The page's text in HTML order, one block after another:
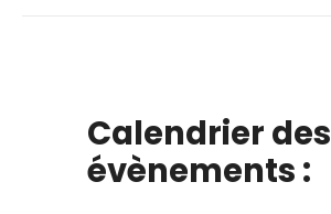
Calendrier des
évènements :